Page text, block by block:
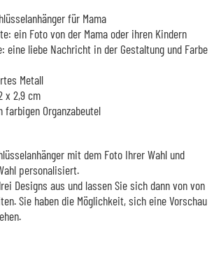
für Mama
ein Foto von der Mama oder ihren Kindern
eine liebe Nachricht in der Gestaltung und Farbe
Metall
x 2,9 cm
farbigen Organzabeutel
mit dem Foto Ihrer Wahl und
personalisiert.
Designs aus und lassen Sie sich dann von von
Sie haben die Möglichkeit, sich eine Vorschau